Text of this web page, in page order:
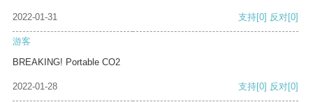
2022-01-31 支持[0] 反对[0]
游客
BREAKING! Portable CO2
2022-01-28 支持[0] 反对[0]